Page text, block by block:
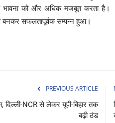
भावना को और अधिक मजबूत करता है।
बनकर सफलतापूर्वक सम्पन्न हुआ।
PREVIOUS ARTICLE
दिल्ली-NCR से लेकर यूपी-बिहार तक
बढ़ी ठंड